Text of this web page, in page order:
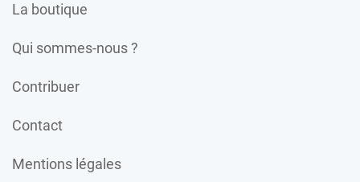
La boutique
Qui sommes-nous ?
Contribuer
Contact
Mentions légales